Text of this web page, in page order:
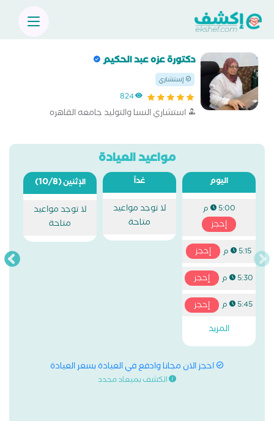
دكتورة عزه عبد الحكيم
إستشاري
824
استشاري النسا والتوليد جامعه القاهره
مواعيد العيادة
اليوم
5:00 م
إحجز
5:15 م إحجز
5:30 م إحجز
5:45 م
إحجز
المزيد
غداً
لا توجد مواعيد
متاحة
الإثنين(10/8)
لا توجد مواعيد
متاحة
احجز الان مجانا وادفع في العيادة بسعر العيادة
الكشف بميعاد محدد